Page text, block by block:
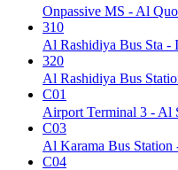
Onpassive MS - Al
310
Al Rashidiya Bus Sta -
320
Al Rashidiya Bus
C01
Airport Terminal 3 - Al
C03
Al Karama Bus
C04